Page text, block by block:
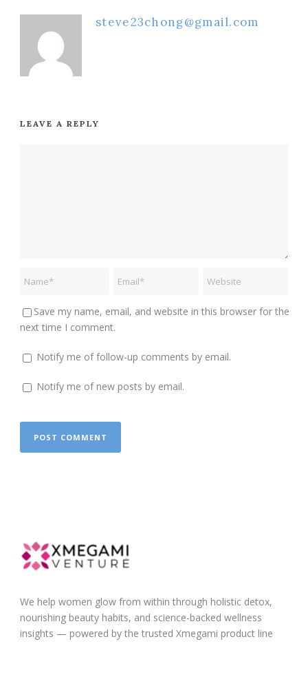
steve23chong@gmail.com
LEAVE A REPLY
Save my name, email, and website in this browser for the
next time I comment.
Notify me of follow-up comments by email.
Notify me of new posts by email.
We help women glow from within through holistic detox,
nourishing beauty habits, and science-backed wellness
insights — powered by the trusted Xmegami product line